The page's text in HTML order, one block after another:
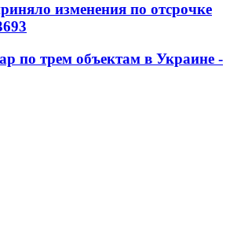
изменения по отсрочке
по трем объектам в Украине -